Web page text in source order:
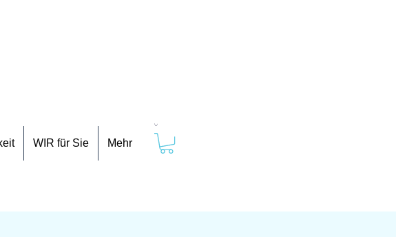
WIR für Sie Mehr